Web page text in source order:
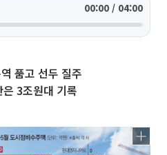
00:00 / 04:00
품고 선두 질주
3조원대 기록